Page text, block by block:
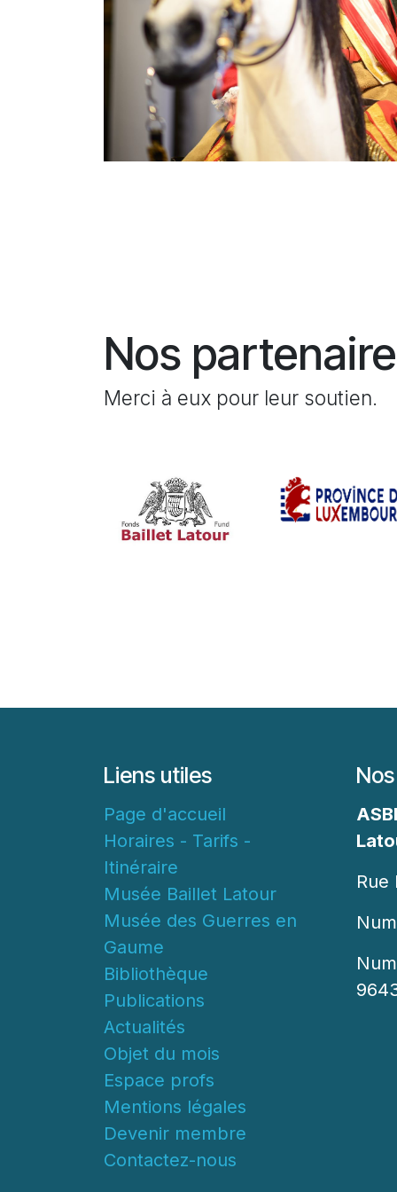
Nos
Merci à eux pour leur soutien.
Liens utiles
Page d'accueil
Horaires - Tarifs -
Itinéraire
Musée Baillet Latour
Musée des Guerres en
Gaume
Bibliothèque
Publications
Actualités
Objet du mois
Espace profs
Mentions légales
Devenir membre
Contactez-nous
Rue